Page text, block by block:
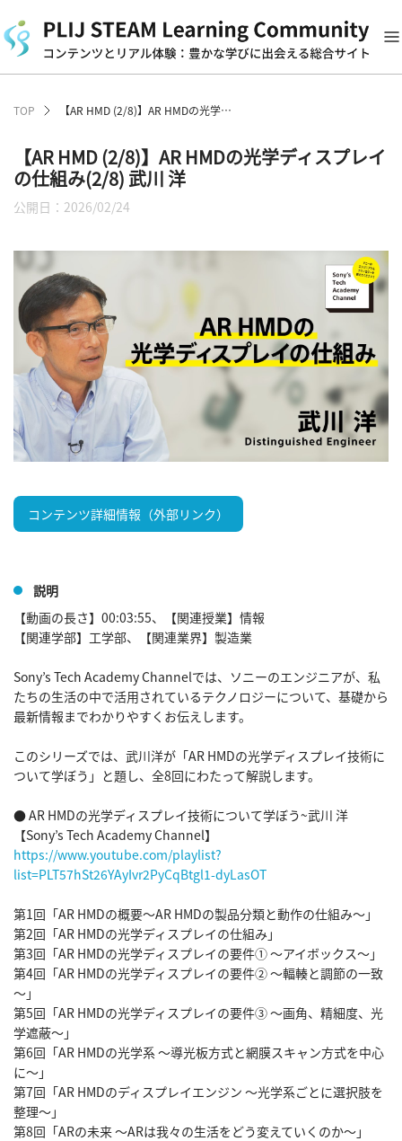
TOP 【AR HMD (2/8)】AR HMDの光学ディスプレイの仕組み(2/8) 武川 洋
【AR HMD (2/8)】AR HMDの光学ディスプレイ
の仕組み(2/8) 武川 洋
公開日：2026/02/24
コンテンツ詳細情報（外部リンク）
説明
【動画の長さ】00:03:55、【関連授業】情報
【関連学部】工学部、【関連業界】製造業
Sony’s Tech Academy Channelでは、ソニーのエンジニアが、私
たちの生活の中で活用されているテクノロジーについて、基礎から
最新情報までわかりやすくお伝えします。
このシリーズでは、武川洋が「AR HMDの光学ディスプレイ技術に
ついて学ぼう」と題し、全8回にわたって解説します。
● AR HMDの光学ディスプレイ技術について学ぼう~武川 洋
https://www.youtube.com/playlist?
list=PLT57hSt26YAyIvr2PyCqBtgl1-dyLasOT
第1回「AR HMDの概要～AR HMDの製品分類と動作の仕組み～」
第2回「AR HMDの光学ディスプレイの仕組み」
第3回「AR HMDの光学ディスプレイの要件① ～アイボックス～」
第4回「AR HMDの光学ディスプレイの要件② ～輻輳と調節の一致
～」
第5回「AR HMDの光学ディスプレイの要件③ ～画角、精細度、光
学遮蔽～」
第6回「AR HMDの光学系 ～導光板方式と網膜スキャン方式を中心
に～」
第7回「AR HMDのディスプレイエンジン ～光学系ごとに選択肢を
整理～」
第8回「ARの未来 ～ARは我々の生活をどう変えていくのか～」